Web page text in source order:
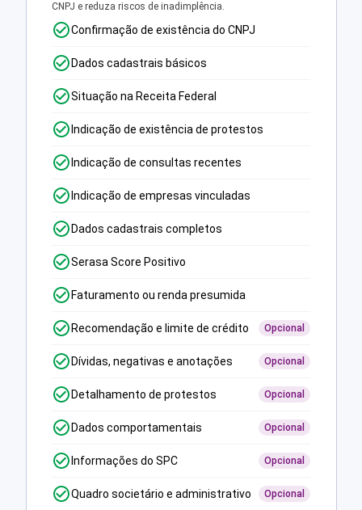
CNPJ e reduza riscos de inadimplência.
Confirmação de existência do CNPJ
Dados cadastrais básicos
Situação na Receita Federal
Indicação de existência de protestos
Indicação de consultas recentes
Indicação de empresas vinculadas
Dados cadastrais completos
Serasa Score Positivo
Faturamento ou renda presumida
Recomendação e limite de crédito Opcional
Dívidas, negativas e anotações Opcional
Detalhamento de protestos Opcional
Dados comportamentais Opcional
Informações do SPC Opcional
Quadro societário e administrativo Opcional